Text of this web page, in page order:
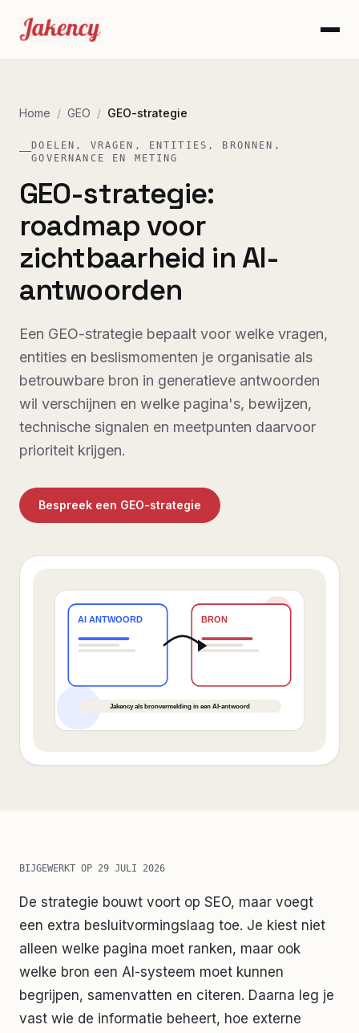
Home / GEO / GEO-strategie
DOELEN, VRAGEN, ENTITIES, BRONNEN,
GOVERNANCE EN METING
GEO-strategie:
roadmap voor
zichtbaarheid in AI-
antwoorden
Een GEO-strategie bepaalt voor welke vragen,
entities en beslismomenten je organisatie als
betrouwbare bron in generatieve antwoorden
wil verschijnen en welke pagina's, bewijzen,
technische signalen en meetpunten daarvoor
prioriteit krijgen.
Bespreek een GEO-strategie
BIJGEWERKT OP 29 JULI 2026
De strategie bouwt voort op SEO, maar voegt
een extra besluitvormingslaag toe. Je kiest niet
alleen welke pagina moet ranken, maar ook
welke bron een AI-systeem moet kunnen
begrijpen, samenvatten en citeren. Daarna leg je
vast wie de informatie beheert, hoe externe